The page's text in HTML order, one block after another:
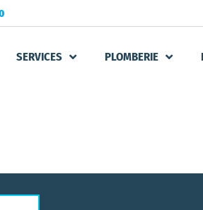
SERVICES PLOMBERIE